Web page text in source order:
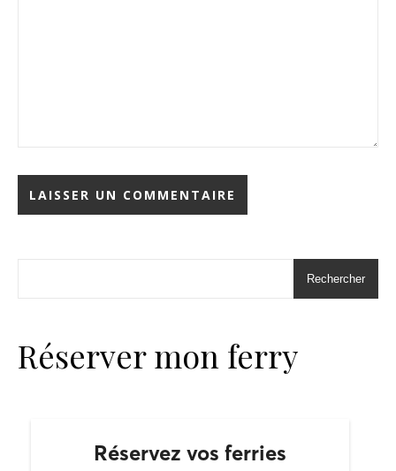
Rechercher
Réserver mon ferry